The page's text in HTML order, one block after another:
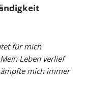
für mich
Leben verlief
mich immer